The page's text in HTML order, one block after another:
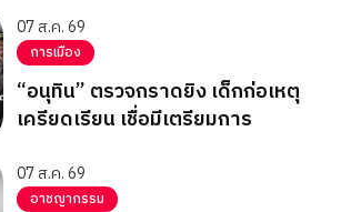
07 ส.ค. 69
การเมือง
“อนุทิน” ตรวจกราดยิง เด็กก่อเหตุ
เครียดเรียน เชื่อมีเตรียมการ
07 ส.ค. 69
อาชญากรรม